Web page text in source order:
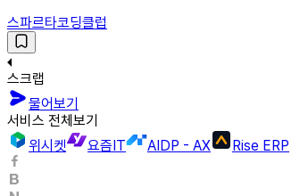
스파르타코딩클럽
스크랩
물어보기
서비스 전체보기
위시켓
요즘IT AIDP - AX Rise ERP